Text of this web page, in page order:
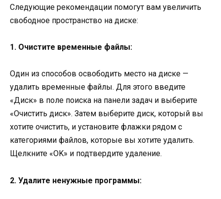
Следующие рекомендации помогут вам увеличить
свободное пространство на диске:
1. Очистите временные файлы:
Один из способов освободить место на диске —
удалить временные файлы. Для этого введите
«Диск» в поле поиска на панели задач и выберите
«Очистить диск». Затем выберите диск, который вы
хотите очистить, и установите флажки рядом с
категориями файлов, которые вы хотите удалить.
Щелкните «OK» и подтвердите удаление.
2. Удалите ненужные программы: